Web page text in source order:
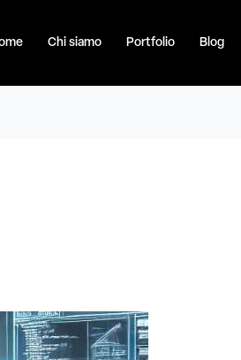
Chi siamo Portfolio Blog